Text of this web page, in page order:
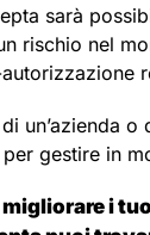
sarà
rischio nel
un’azienda
gestire in
i